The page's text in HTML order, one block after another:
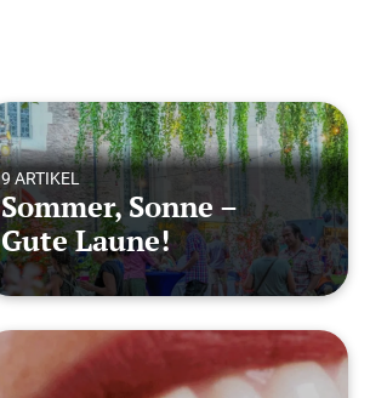
9 ARTIKEL
Sommer, Sonne –
Gute Laune!